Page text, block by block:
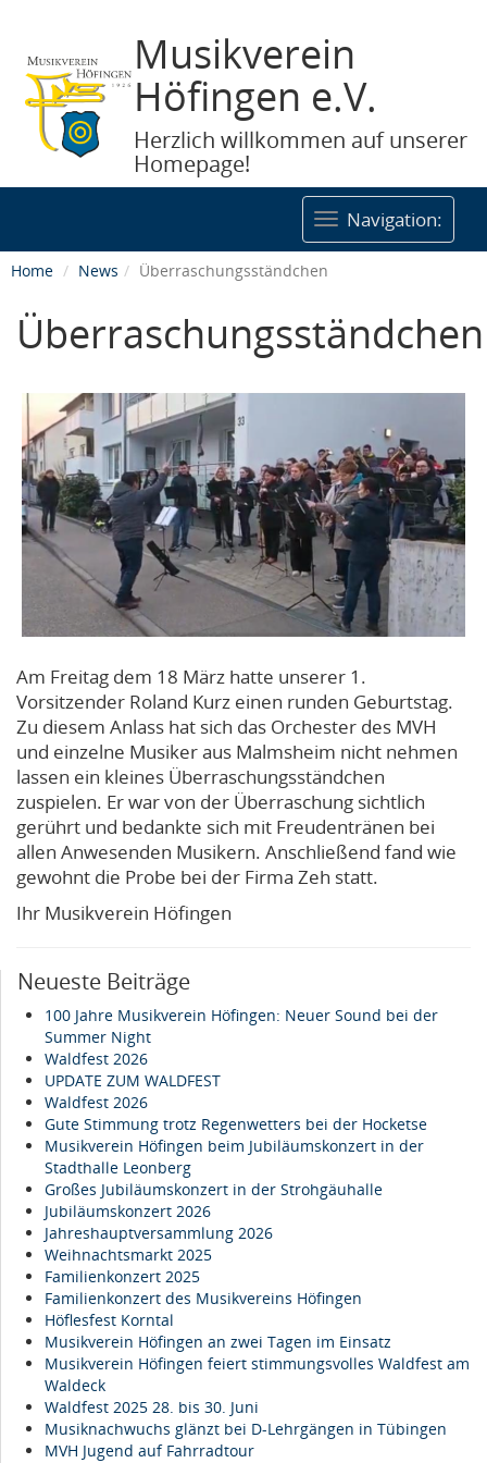
Musikverein
Höfingen e.V.
Herzlich willkommen auf unserer
Homepage!
Navigation:
Home News Überraschungsständchen
Überraschungsständchen
Am Freitag dem 18 März hatte unserer 1.
Vorsitzender Roland Kurz einen runden Geburtstag.
Zu diesem Anlass hat sich das Orchester des MVH
und einzelne Musiker aus Malmsheim nicht nehmen
lassen ein kleines Überraschungsständchen
zuspielen. Er war von der Überraschung sichtlich
gerührt und bedankte sich mit Freudentränen bei
allen Anwesenden Musikern. Anschließend fand wie
gewohnt die Probe bei der Firma Zeh statt.
Ihr Musikverein Höfingen
Neueste Beiträge
100 Jahre Musikverein Höfingen: Neuer Sound bei der
Summer Night
Waldfest 2026
UPDATE ZUM WALDFEST
Waldfest 2026
Gute Stimmung trotz Regenwetters bei der Hocketse
Musikverein Höfingen beim Jubiläumskonzert in der
Stadthalle Leonberg
Großes Jubiläumskonzert in der Strohgäuhalle
Jubiläumskonzert 2026
Jahreshauptversammlung 2026
Weihnachtsmarkt 2025
Familienkonzert 2025
Familienkonzert des Musikvereins Höfingen
Höflesfest Korntal
Musikverein Höfingen an zwei Tagen im Einsatz
Musikverein Höfingen feiert stimmungsvolles Waldfest am
Waldeck
Waldfest 2025 28. bis 30. Juni
Musiknachwuchs glänzt bei D-Lehrgängen in Tübingen
MVH Jugend auf Fahrradtour